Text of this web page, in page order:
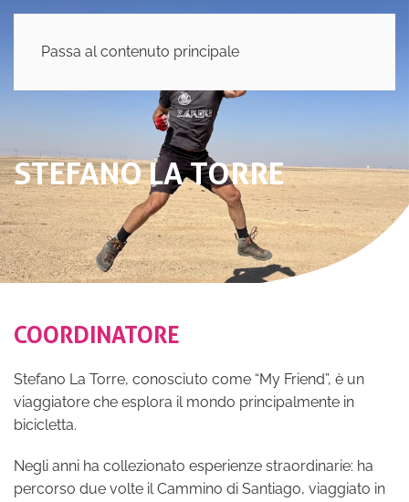
Passa al contenuto principale
STEFANO LA TORRE
COORDINATORE
Stefano La Torre, conosciuto come “My Friend”, è un
viaggiatore che esplora il mondo principalmente in
bicicletta.
Negli anni ha collezionato esperienze straordinarie: ha
percorso due volte il Cammino di Santiago, viaggiato in